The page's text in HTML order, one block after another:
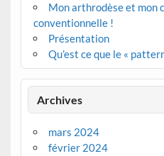
Mon arthrodèse et mon
conventionnelle !
Présentation
Qu’est ce que le «
Archives
mars 2024
février 2024